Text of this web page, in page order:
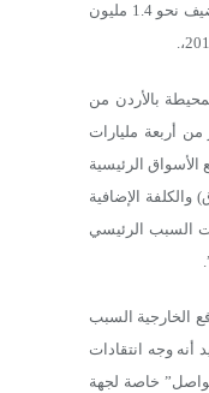
اللاجئين، فيما تقول المملكة إنها تستضيف نحو 1.4 مليون
بالأردن من
من أربعة مليارات
مع الأسواق الرئيسية
الإضافية
السبب الرئيسي
الخارجية السبب
أنه وجه انتقادات
خاصة لجهة